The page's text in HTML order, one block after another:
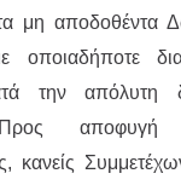
μη αποδοθέντα
οποιαδήποτε
την απόλυτη
αποφυγή
κανείς